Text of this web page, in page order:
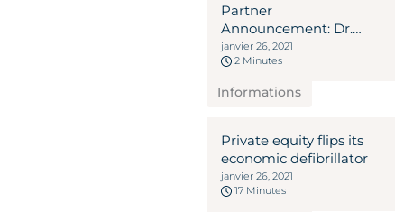
Partner
Announcement: Dr.
Ariel Sergio Goekmen-
Davidoff to join
LINDEMANNLAW 2020
janvier 26, 2021
2 Minutes
Informations
Private equity flips its
economic defibrillator
janvier 26, 2021
17 Minutes